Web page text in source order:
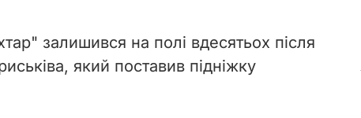
залишився на полі вдесятьох після
який поставив підніжку